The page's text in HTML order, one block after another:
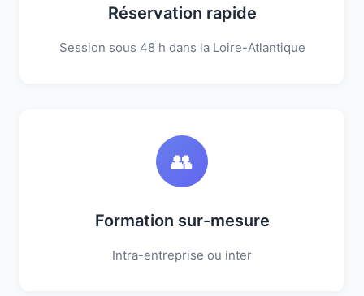
Réservation rapide
Session sous 48 h dans la Loire-Atlantique
👥
Formation sur-mesure
Intra-entreprise ou inter